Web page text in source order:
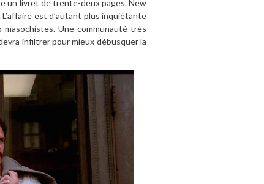
un livret de trente-deux pages. New
’affaire est d’autant plus inquiétante
masochistes. Une communautétrès
infiltrer pour mieux débusquer la